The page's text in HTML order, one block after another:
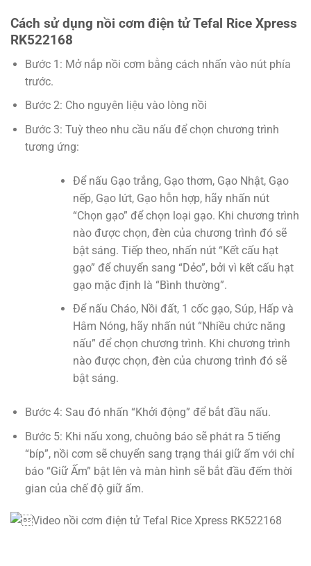
Cách sử dụng nồi cơm điện tử Tefal Rice Xpress
RK522168
Bước 1: Mở nắp nồi cơm bằng cách nhấn vào nút phía
trước.
Bước 2: Cho nguyên liệu vào lòng nồi
Bước 3: Tuỳ theo nhu cầu nấu để chọn chương trình
tương ứng:
Để nấu Gạo trắng, Gạo thơm, Gạo Nhật, Gạo
nếp, Gạo lứt, Gạo hỗn hợp, hãy nhấn nút
“Chọn gạo” để chọn loại gạo. Khi chương trình
nào được chọn, đèn của chương trình đó sẽ
bật sáng. Tiếp theo, nhấn nút “Kết cấu hạt
gạo” để chuyển sang “Dẻo”, bởi vì kết cấu hạt
gạo mặc định là “Bình thường”.
Để nấu Cháo, Nồi đất, 1 cốc gạo, Súp, Hấp và
Hâm Nóng, hãy nhấn nút “Nhiều chức năng
nấu” để chọn chương trình. Khi chương trình
nào được chọn, đèn của chương trình đó sẽ
bật sáng.
Bước 4: Sau đó nhấn “Khởi động” để bắt đầu nấu.
Bước 5: Khi nấu xong, chuông báo sẽ phát ra 5 tiếng
“bíp”, nồi cơm sẽ chuyển sang trạng thái giữ ấm với chỉ
báo “Giữ Ấm” bật lên và màn hình sẽ bắt đầu đếm thời
gian của chế độ giữ ấm.